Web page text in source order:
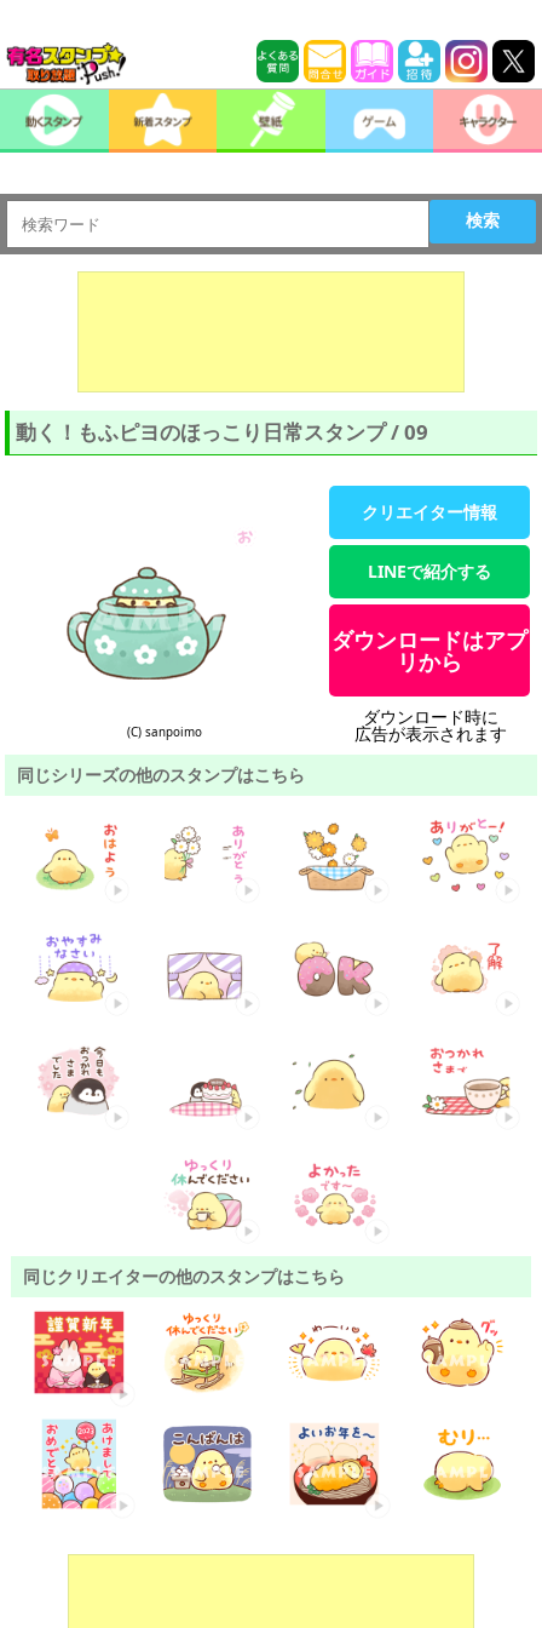
検索
動く！もふピヨのほっこり日常スタンプ / 09
(C) sanpoimo
クリエイター情報
LINEで紹介する
ダウンロードはアプ
リから
ダウンロード時に
広告が表示されます
同じシリーズの他のスタンプはこちら
同じクリエイターの他のスタンプはこちら